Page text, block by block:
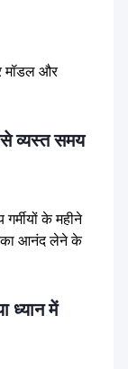
मॉडल और
व्यस्त समय
के महीने
का आनंद लेने के
ध्यान में